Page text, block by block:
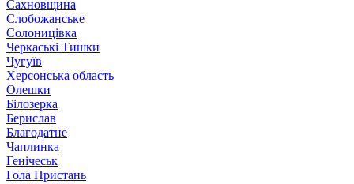
Сахновщина
Слобожанське
Солоницівка
Черкаські Тишки
Чугуїв
Херсонська область
Олешки
Білозерка
Берислав
Благодатне
Чаплинка
Генічеськ
Гола Пристань